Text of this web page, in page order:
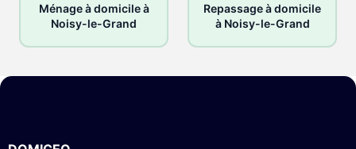
Ménage à domicile à
Noisy-le-Grand
Repassage à domicile
à Noisy-le-Grand